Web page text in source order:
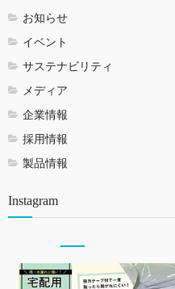
お知らせ
イベント
サステナビリティ
メディア
企業情報
採用情報
製品情報
Instagram